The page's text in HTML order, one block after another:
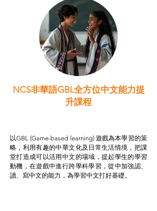
NCS非華語GBL全方位中文能力提
升課程
以GBL (Game-based learning) 遊戲為本學習的策
略，利用有趣的中華文化及日常生活情境，把課
堂打造成可以活用中文的場域，提起學生的學習
動機，在遊戲中進行跨學科學習，從中加強認、
讀、寫中文的能力，為學習中文打好基礎。